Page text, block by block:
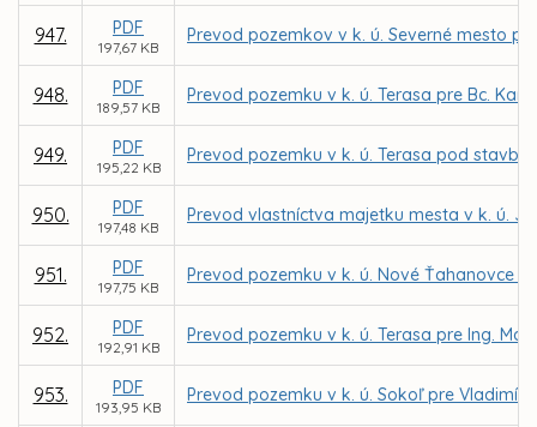
947. PDF
197,67 KB
Prevod pozemkov v k. ú. Severné mesto
948. PDF
189,57 KB
Prevod pozemku v k. ú. Terasa pre Bc.
949. PDF
195,22 KB
Prevod pozemku v k. ú. Terasa pod
950. PDF
197,48 KB
Prevod vlastníctva majetku mesta v k. ú.
951. PDF
197,75 KB
Prevod pozemku v k. ú. Nové Ťahanovce
952. PDF
192,91 KB
Prevod pozemku v k. ú. Terasa pre Ing.
953. PDF
193,95 KB
Prevod pozemku v k. ú. Sokoľ pre